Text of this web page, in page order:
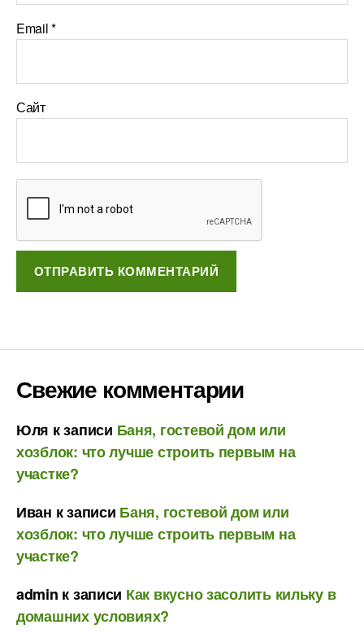
Email*
Сайт
Свежие комментарии
Юля к записи Баня, гостевой дом или
хозблок: что лучше строить первым на
участке?
Иван к записи Баня, гостевой дом или
хозблок: что лучше строить первым на
участке?
admin к записи Как вкусно засолить кильку в
домашних условиях?